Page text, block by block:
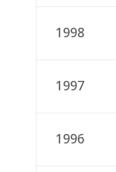
1998
1997
1996